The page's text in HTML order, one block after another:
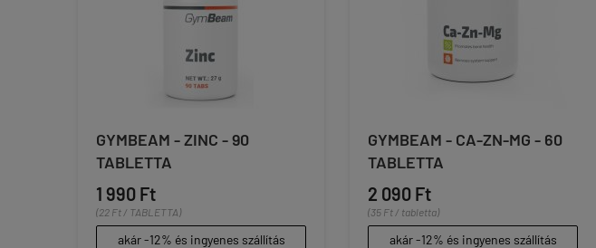
GYMBEAM - ZINC - 90
TABLETTA
1 990 Ft
(22 Ft / TABLETTA)
akár -12% és ingyenes szállítás
GYMBEAM - CA-ZN-MG - 60
TABLETTA
2 090 Ft
(35 Ft / tabletta)
akár -12% és ingyenes szállítás